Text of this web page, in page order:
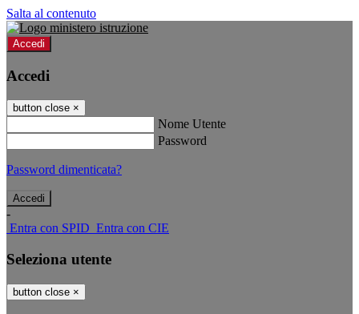
Salta al contenuto
Accedi
Accedi
button close ×
Nome Utente
Password
Password dimenticata?
-
Entra con SPID Entra con CIE
Seleziona utente
button close ×